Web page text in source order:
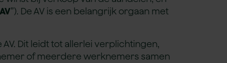
AV”). De AV is een belangrijk orgaan met
Dit leidt tot allerlei verplichtingen,
of meerdere werknemers samen